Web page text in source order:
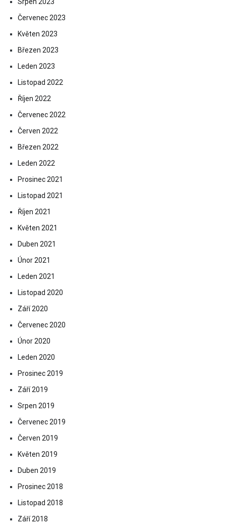
Červenec 2023
Květen 2023
Březen 2023
Leden 2023
Listopad 2022
Říjen 2022
Červenec 2022
Červen 2022
Březen 2022
Leden 2022
Prosinec 2021
Listopad 2021
Říjen 2021
Květen 2021
Duben 2021
Únor 2021
Leden 2021
Listopad 2020
Září 2020
Červenec 2020
Únor 2020
Leden 2020
Prosinec 2019
Září 2019
Srpen 2019
Červenec 2019
Červen 2019
Květen 2019
Duben 2019
Prosinec 2018
Listopad 2018
Září 2018